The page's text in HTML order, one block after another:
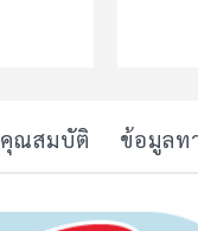
คุณสมบัติ ข้อมูลท